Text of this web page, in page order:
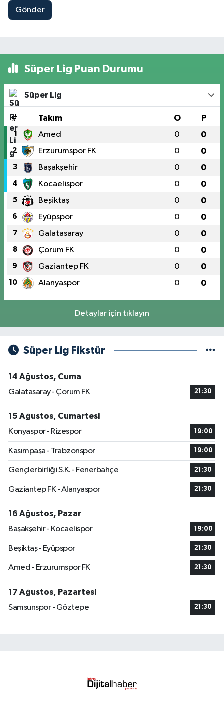
Gönder
Süper Lig Puan Durumu
Süper Lig
# Takım O P
1 Amed 0 0
2 Erzurumspor FK 0 0
3 Başakşehir 0 0
4 Kocaelispor 0 0
5 Beşiktaş 0 0
6 Eyüpspor 0 0
7 Galatasaray 0 0
8 Çorum FK 0 0
9 Gaziantep FK 0 0
10 Alanyaspor 0 0
Detaylar için tıklayın
Süper Lig Fikstür
14 Ağustos, Cuma
Galatasaray - Çorum FK
21:30
15 Ağustos, Cumartesi
Konyaspor - Rizespor
19:00
Kasımpaşa - Trabzonspor 19:00
Gençlerbirliği S.K. - Fenerbahçe 21:30
Gaziantep FK - Alanyaspor 21:30
16 Ağustos, Pazar
Başakşehir - Kocaelispor
19:00
Beşiktaş - Eyüpspor 21:30
Amed - Erzurumspor FK 21:30
17 Ağustos, Pazartesi
Samsunspor - Göztepe
21:30